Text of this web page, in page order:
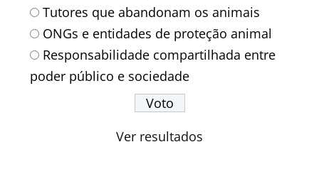
Tutores que abandonam os animais
ONGs e entidades de proteção animal
Responsabilidade compartilhada entre
poder público e sociedade
Ver resultados